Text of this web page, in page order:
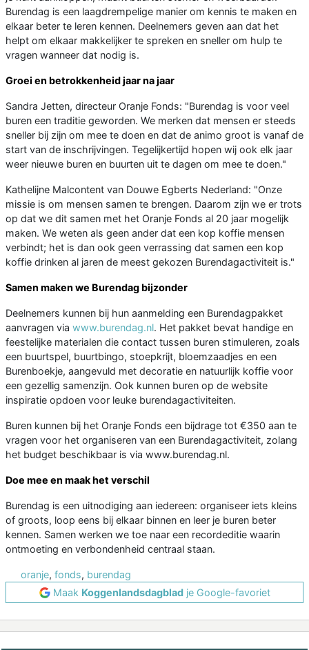
Burendag is een laagdrempelige manier om kennis te maken en
elkaar beter te leren kennen. Deelnemers geven aan dat het
helpt om elkaar makkelijker te spreken en sneller om hulp te
vragen wanneer dat nodig is.
Groei en betrokkenheid jaar na jaar
Sandra Jetten, directeur Oranje Fonds: "Burendag is voor veel
buren een traditie geworden. We merken dat mensen er steeds
sneller bij zijn om mee te doen en dat de animo groot is vanaf de
start van de inschrijvingen. Tegelijkertijd hopen wij ook elk jaar
weer nieuwe buren en buurten uit te dagen om mee te doen."
Kathelijne Malcontent van Douwe Egberts Nederland: "Onze
missie is om mensen samen te brengen. Daarom zijn we er trots
op dat we dit samen met het Oranje Fonds al 20 jaar mogelijk
maken. We weten als geen ander dat een kop koffie mensen
verbindt; het is dan ook geen verrassing dat samen een kop
koffie drinken al jaren de meest gekozen Burendagactiviteit is."
Samen maken we Burendag bijzonder
Deelnemers kunnen bij hun aanmelding een Burendagpakket
aanvragen via www.burendag.nl. Het pakket bevat handige en
feestelijke materialen die contact tussen buren stimuleren, zoals
een buurtspel, buurtbingo, stoepkrijt, bloemzaadjes en een
Burenboekje, aangevuld met decoratie en natuurlijk koffie voor
een gezellig samenzijn. Ook kunnen buren op de website
inspiratie opdoen voor leuke burendagactiviteiten.
Buren kunnen bij het Oranje Fonds een bijdrage tot €350 aan te
vragen voor het organiseren van een Burendagactiviteit, zolang
het budget beschikbaar is via www.burendag.nl.
Doe mee en maak het verschil
Burendag is een uitnodiging aan iedereen: organiseer iets kleins
of groots, loop eens bij elkaar binnen en leer je buren beter
kennen. Samen werken we toe naar een recordeditie waarin
ontmoeting en verbondenheid centraal staan.
oranje, fonds, burendag
Maak Koggenlandsdagbladje Google-favoriet